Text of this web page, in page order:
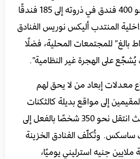
ليهبط الإجمالي من نحو 400 فندق في ذروته إلى 185 فندقًا
المنتدب أليكس نوريس الفنادق
بالغ” للمجتمعات المحلية، فضلًا
على الهجرة غير النظامية”.
معدلات إبعاد من لا يحق لهم
إلى مواقع بديلة كالثكنات
العسكرية السابقة، حيث انتقل نحو 350 شخصًا بالفعل إلى
ساسكس. وتُكلّف الفنادق الخزينة
ملايين جنيه استرليني يوميًا،